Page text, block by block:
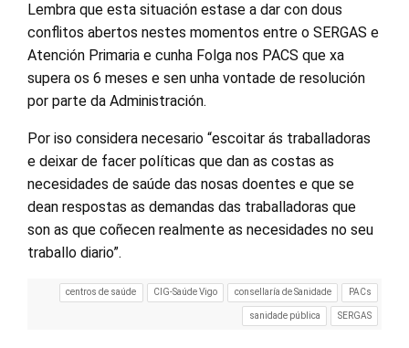
Lembra que esta situación estase a dar con dous
conflitos abertos nestes momentos entre o SERGAS e
Atención Primaria e cunha Folga nos PACS que xa
supera os 6 meses e sen unha vontade de resolución
por parte da Administración.
Por iso considera necesario “escoitar ás traballadoras
e deixar de facer políticas que dan as costas as
necesidades de saúde das nosas doentes e que se
dean respostas as demandas das traballadoras que
son as que coñecen realmente as necesidades no seu
traballo diario”.
centros de saúde CIG-Saúde Vigo consellaría de Sanidade PACs
sanidade pública SERGAS